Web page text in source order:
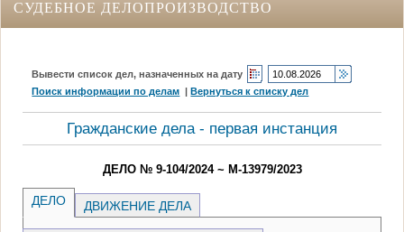
СУДЕБНОЕ ДЕЛОПРОИЗВОДСТВО
Вывести список дел, назначенных на дату
Поиск информации по делам |Вернуться к списку дел
Гражданские дела - первая инстанция
ДЕЛО № 9-104/2024 ~ М-13979/2023
ДЕЛО ДВИЖЕНИЕ ДЕЛА